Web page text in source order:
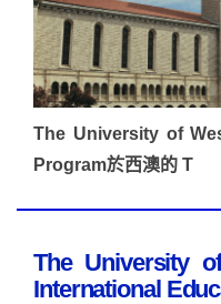
The University of
Program於西澳的 T
The University
International